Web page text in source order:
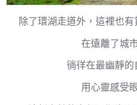
除了環湖走道外，這裡也
在遠離了城
徜徉在最幽靜的
用心靈感受